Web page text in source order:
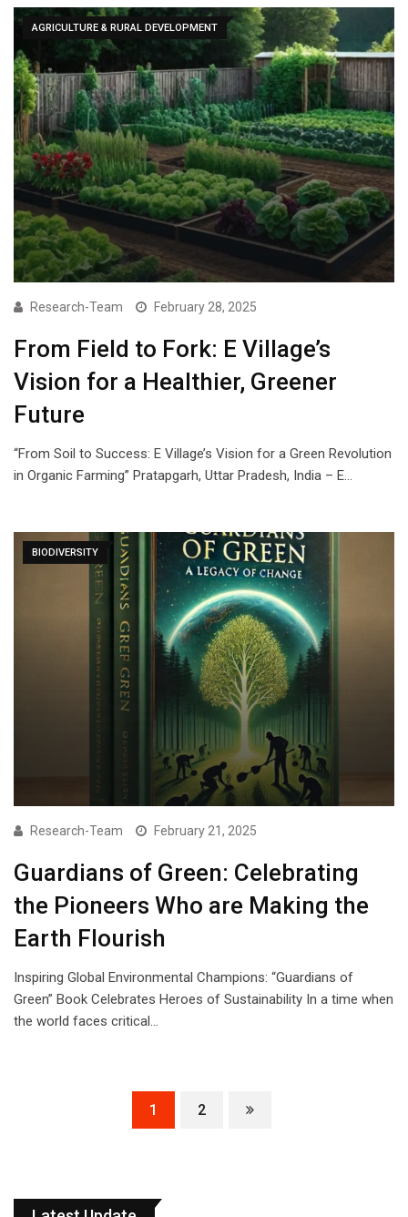
AGRICULTURE & RURAL DEVELOPMENT
Research-Team February 28, 2025
From Field to Fork: E Village’s
Vision for a Healthier, Greener
Future
“From Soil to Success: E Village’s Vision for a Green Revolution
in Organic Farming” Pratapgarh, Uttar Pradesh, India – E…
BIODIVERSITY
Research-Team February 21, 2025
Guardians of Green: Celebrating
the Pioneers Who are Making the
Earth Flourish
Inspiring Global Environmental Champions: “Guardians of
Green” Book Celebrates Heroes of Sustainability In a time when
the world faces critical…
1 2